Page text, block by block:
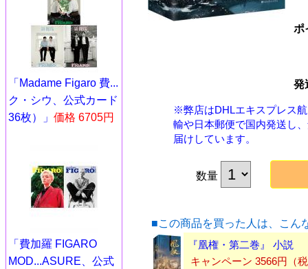
「Madame Figaro 費...
ク・シウ、公式カード
36枚）」 価格 6705円
「費加羅 FIGARO
MOD...ASURE、公式
ポ
発
※弊店はDHLエキスプレス
輸や日本郵便で国内発送し
届けしています。
数量
■この商品を買った人は、こん
『凰権・第二巻』 小説
キャンペーン 3566円（